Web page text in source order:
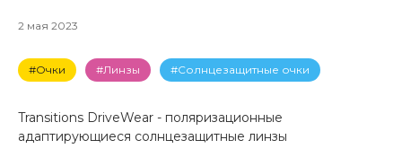
2 мая 2023
#Очки #Линзы #Солнцезащитные очки
Transitions DriveWear - поляризационные
адаптирующиеся солнцезащитные линзы